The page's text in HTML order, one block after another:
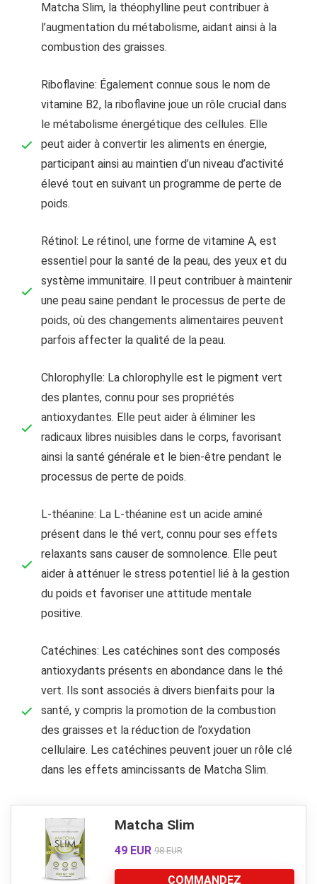
Matcha Slim, la théophylline peut contribuer à
l’augmentation du métabolisme, aidant ainsi à la
combustion des graisses.
Riboflavine: Également connue sous le nom de
vitamine B2, la riboflavine joue un rôle crucial dans
le métabolisme énergétique des cellules. Elle
peut aider à convertir les aliments en énergie,
participant ainsi au maintien d’un niveau d’activité
élevé tout en suivant un programme de perte de
poids.
Rétinol: Le rétinol, une forme de vitamine A, est
essentiel pour la santé de la peau, des yeux et du
système immunitaire. Il peut contribuer à maintenir
une peau saine pendant le processus de perte de
poids, où des changements alimentaires peuvent
parfois affecter la qualité de la peau.
Chlorophylle: La chlorophylle est le pigment vert
des plantes, connu pour ses propriétés
antioxydantes. Elle peut aider à éliminer les
radicaux libres nuisibles dans le corps, favorisant
ainsi la santé générale et le bien-être pendant le
processus de perte de poids.
L-théanine: La L-théanine est un acide aminé
présent dans le thé vert, connu pour ses effets
relaxants sans causer de somnolence. Elle peut
aider à atténuer le stress potentiel lié à la gestion
du poids et favoriser une attitude mentale
positive.
Catéchines: Les catéchines sont des composés
antioxydants présents en abondance dans le thé
vert. Ils sont associés à divers bienfaits pour la
santé, y compris la promotion de la combustion
des graisses et la réduction de l’oxydation
cellulaire. Les catéchines peuvent jouer un rôle clé
dans les effets amincissants de Matcha Slim.
Matcha Slim
49 EUR 98 EUR
COMMANDEZ